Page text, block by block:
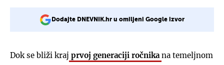
Dodajte DNEVNIK.hr u omiljeni Google izvor
Dok se bliži kraj prvoj generaciji ročnika na temeljnom